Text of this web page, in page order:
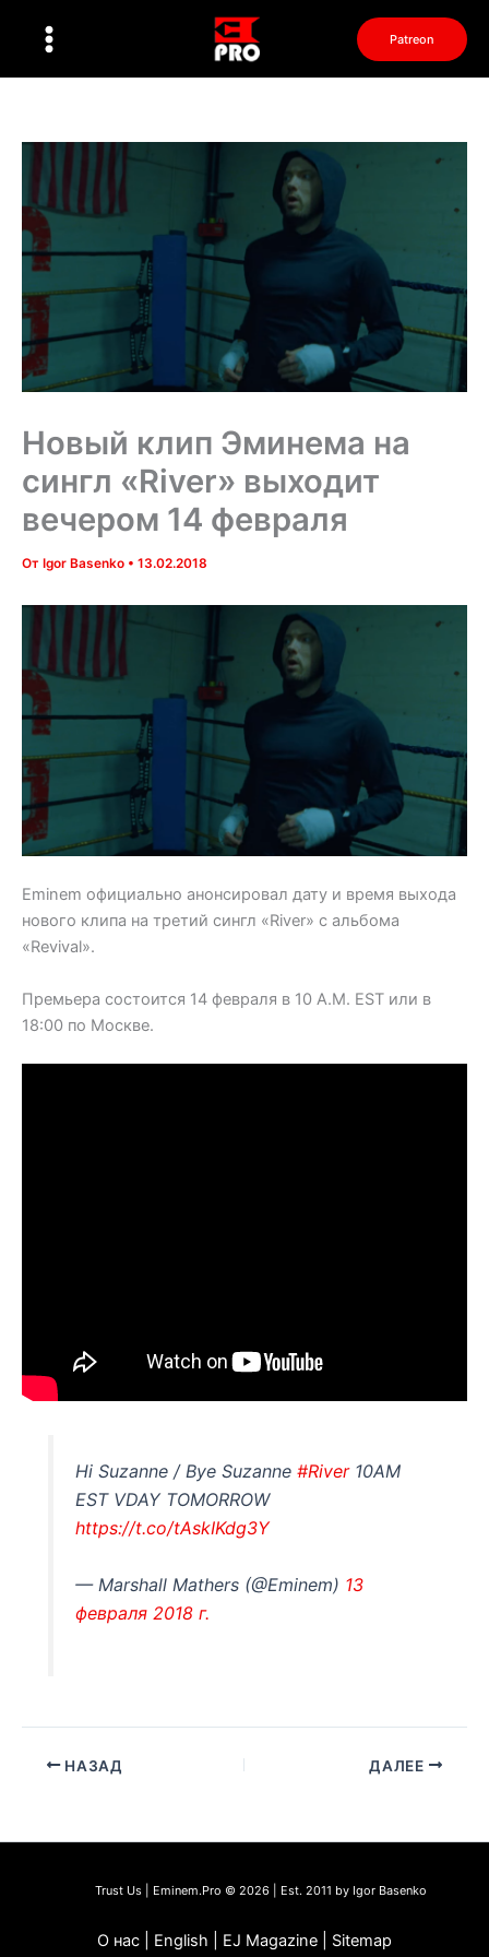
Patreon
Новый клип Эминема на
сингл «River» выходит
вечером 14 февраля
От Igor Basenko • 13.02.2018
Eminem официально анонсировал дату и время выхода
нового клипа на третий сингл «River» с альбома
«Revival».
Премьера состоится 14 февраля в 10 A.M. EST или в
18:00 по Москве.
Hi Suzanne / Bye Suzanne#River10AM
EST VDAY TOMORROW
https://t.co/tAskIKdg3Y
— Marshall Mathers (@Eminem) 13
февраля 2018 г.
НАЗАД ДАЛЕЕ
Trust Us | Eminem.Pro © 2026 | Est. 2011 by Igor Basenko
О нас | English | EJ Magazine | Sitemap